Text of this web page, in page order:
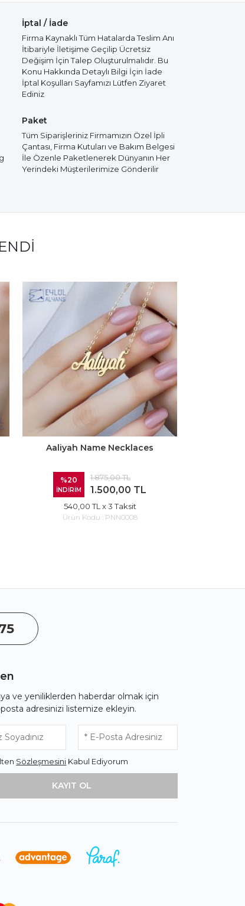
İptal / İade
Firma Kaynaklı Tüm Hatalarda Teslim Anı
İtibariyle İletişime Geçilip Ücretsiz
Değişim İçin Talep Oluşturulmalıdır. Bu
Konu Hakkında Detaylı Bilgi İçin İade
İptal Koşulları Sayfamızı Lütfen Ziyaret
Ediniz
Paket
Tüm Siparişleriniz Firmamızın Özel İpli
Çantası, Firma Kutuları ve Bakım Belgesi
İle Özenle Paketlenerek Dünyanın Her
Yerindeki Müşterilerimize Gönderilir
Aaliyah Name Necklaces
%20
İNDİRİM
1.875,00 TL
1.500,00 TL
540,00 TL x 3 Taksit
Ürün Kodu : PNN0008
ve yeniliklerden haberdar olmak için
adresinizi listemize ekleyin.
Sözleşmesini Kabul Ediyorum